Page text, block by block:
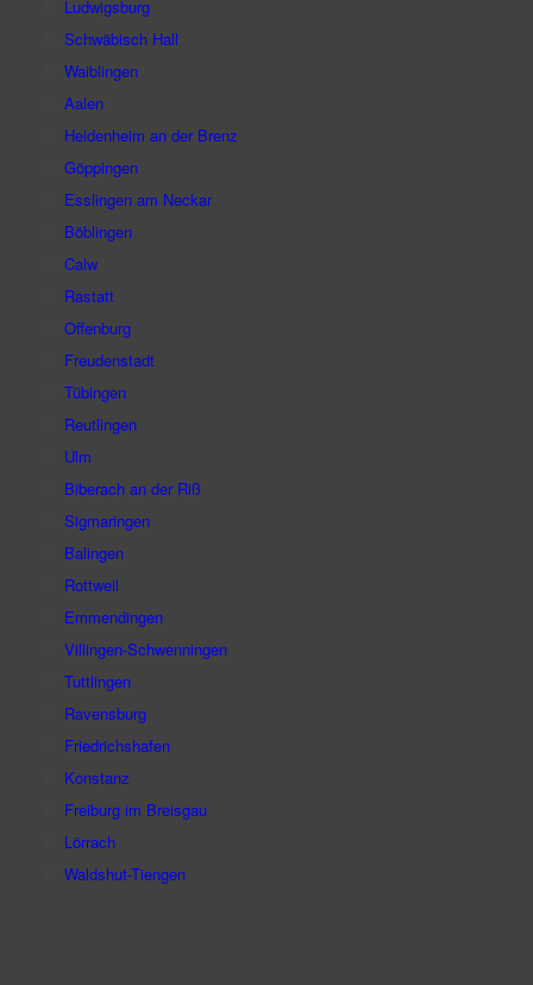
Ludwigsburg
Schwäbisch Hall
Waiblingen
Aalen
Heidenheim an der Brenz
Göppingen
Esslingen am Neckar
Böblingen
Calw
Rastatt
Offenburg
Freudenstadt
Tübingen
Reutlingen
Ulm
Biberach an der Riß
Sigmaringen
Balingen
Rottweil
Emmendingen
Villingen-Schwenningen
Tuttlingen
Ravensburg
Friedrichshafen
Konstanz
Freiburg im Breisgau
Lörrach
Waldshut-Tiengen